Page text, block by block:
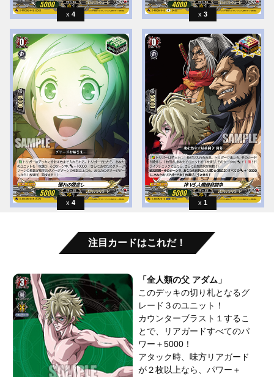
4 3
4 1
注目カードはこれだ！
「全人類の父 アダム」
このデッキの切り札となるグ
レード３のユニット！
カウンターブラスト１するこ
とで、リアガードすべてのパ
ワー＋5000！
アタック時、味方リアガード
が２枚以上なら、パワー＋